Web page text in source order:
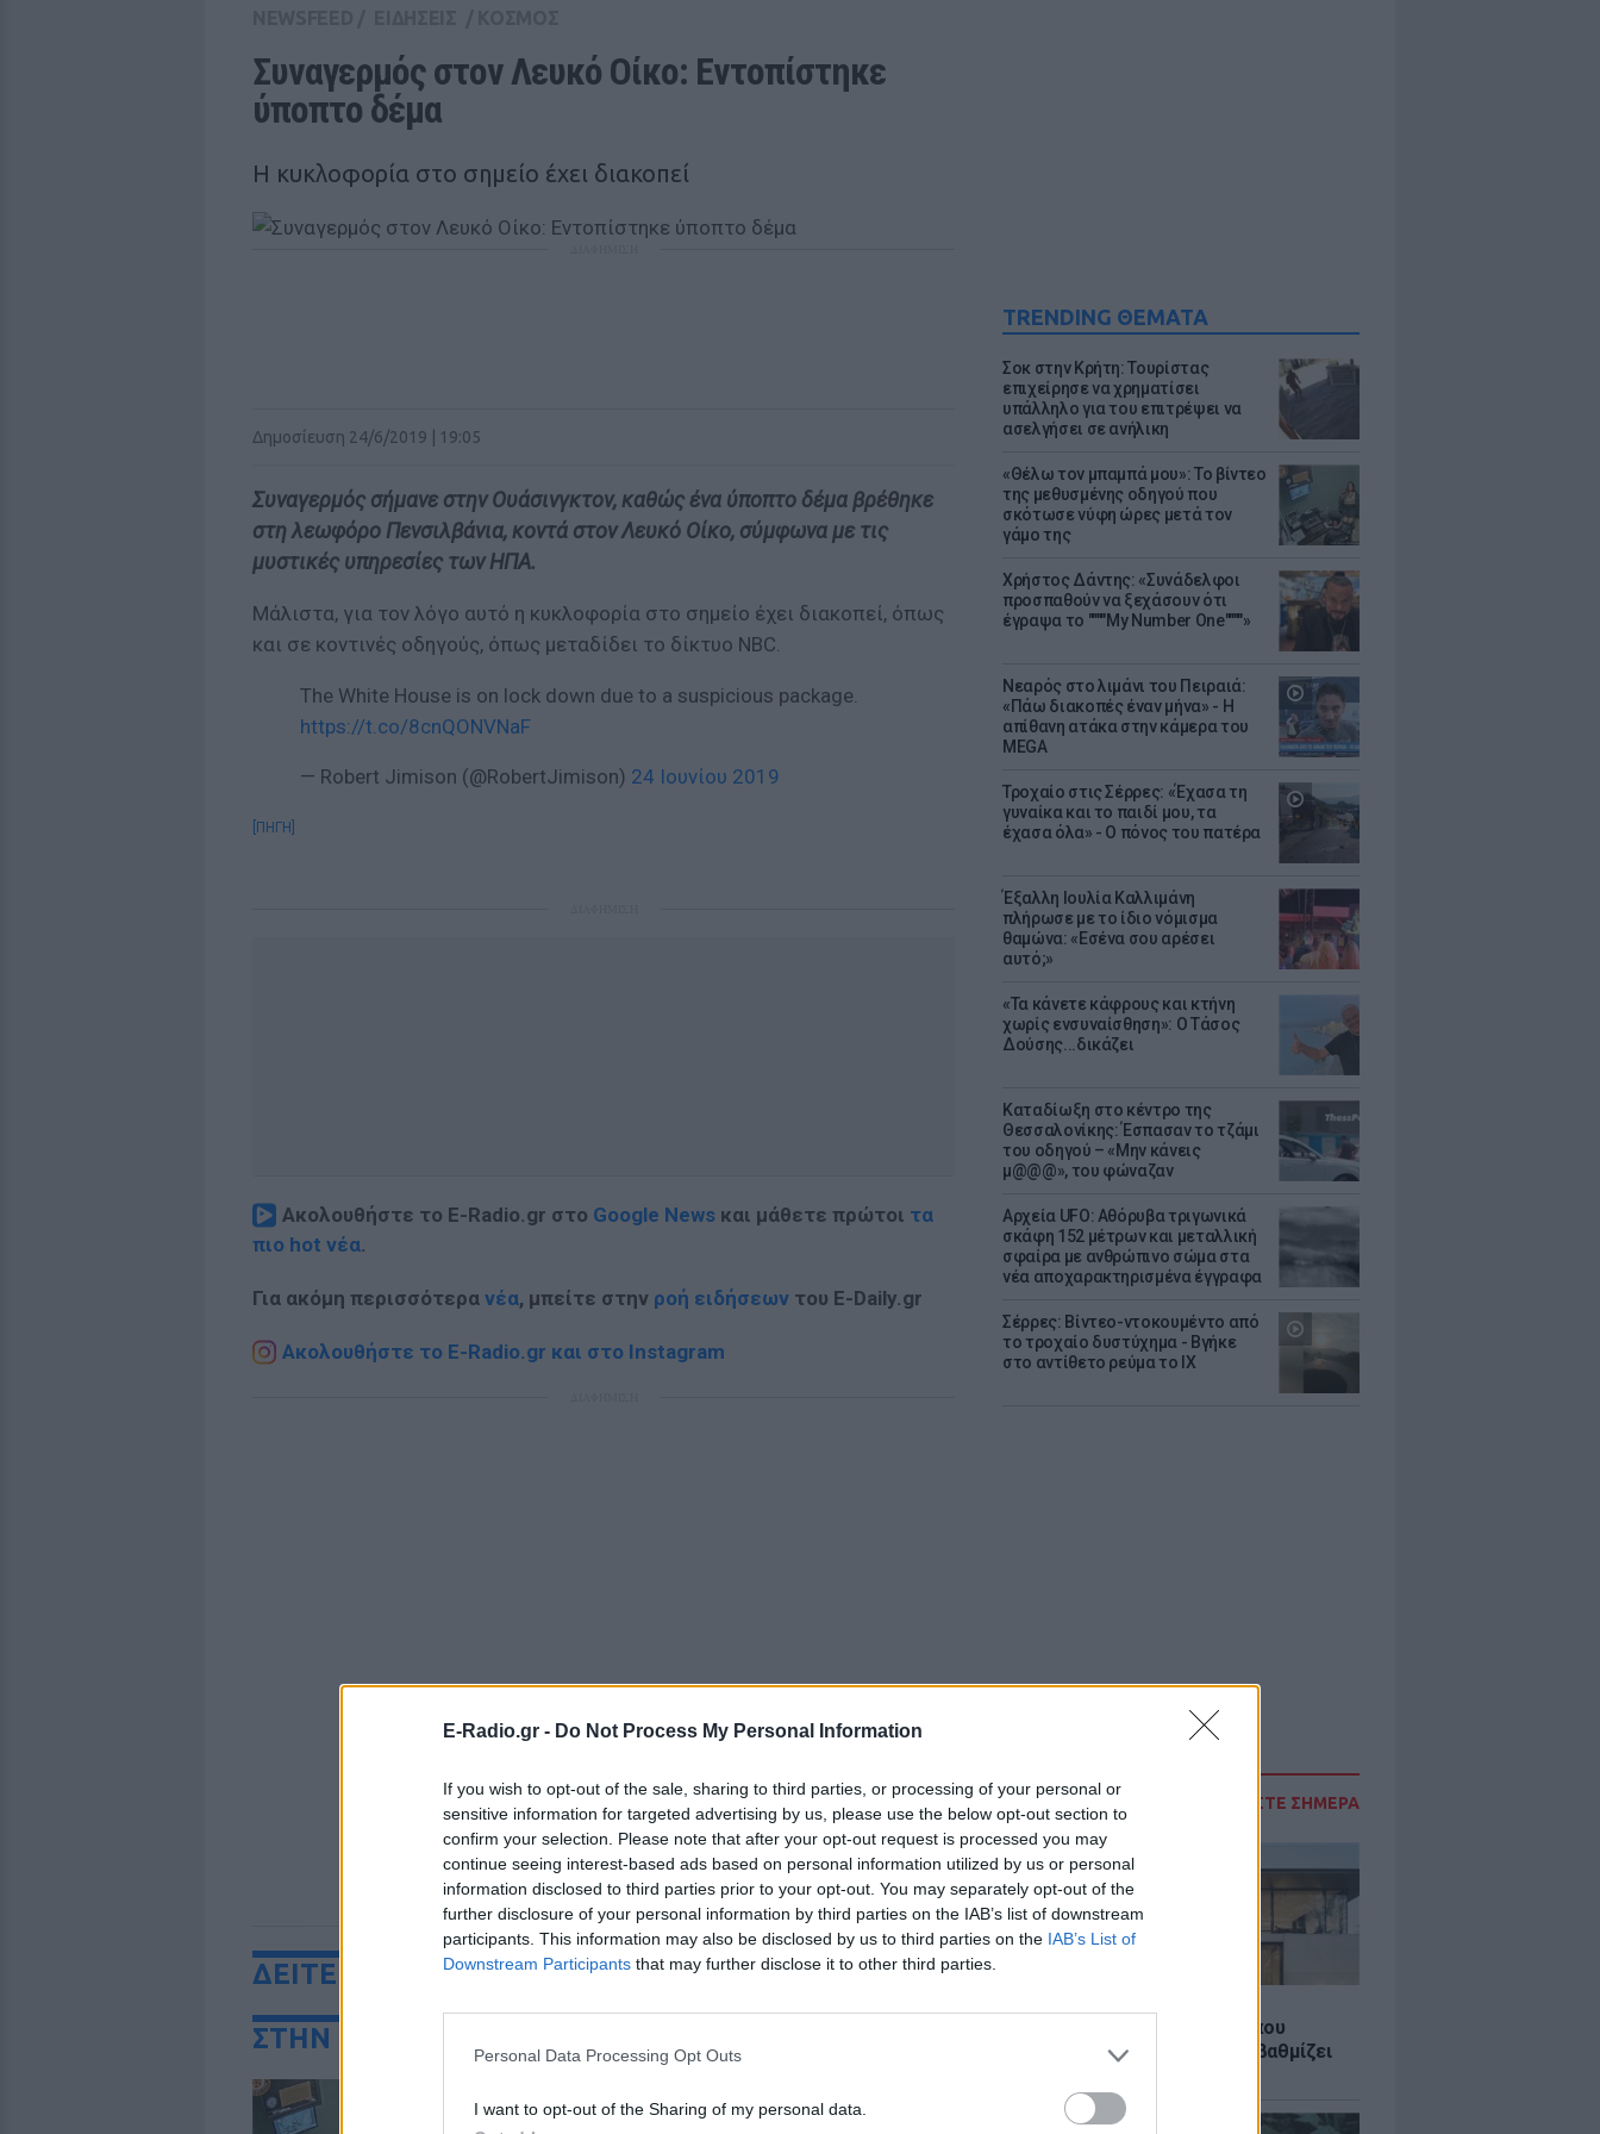
E-Radio.gr - Do Not Process My Personal Information
If you wish to opt-out of the sale, sharing to third parties, or processing of your personal or
sensitive information for targeted advertising by us, please use the below opt-out section to
confirm your selection. Please note that after your opt-out request is processed you may
continue seeing interest-based ads based on personal information utilized by us or personal
information disclosed to third parties prior to your opt-out. You may separately opt-out of the
further disclosure of your personal information by third parties on the IAB’s list of downstream
participants. This information may also be disclosed by us to third parties on the IAB’s List of
Downstream Participants that may further disclose it to other third parties.
Personal Data Processing Opt Outs
I want to opt-out of the Sharing of my personal data.
TRENDING ΘΕΜΑΤΑ
Σοκ στην Κρήτη: Τουρίστας
επιχείρησε να χρηματίσει
υπάλληλο για του επιτρέψει να
ασελγήσει σε ανήλικη
«Θέλω τον μπαμπά μου»: Το βίντεο
της μεθυσμένης οδηγού που
σκότωσε νύφη ώρες μετά τον
γάμο της
Χρήστος Δάντης: «Συνάδελφοι
προσπαθούν να ξεχάσουν ότι
έγραψα το """"My Number One""""»
Νεαρός στο λιμάνι του Πειραιά:
«Πάω διακοπές έναν μήνα» - Η
απίθανη ατάκα στην κάμερα του
MEGA
Τροχαίο στις Σέρρες: «Έχασα τη
γυναίκα και το παιδί μου, τα
έχασα όλα» - Ο πόνος του πατέρα
Έξαλλη Ιουλία Καλλιμάνη
πλήρωσε με το ίδιο νόμισμα
θαμώνα: «Εσένα σου αρέσει
αυτό;»
«Τα κάνετε κάφρους και κτήνη
χωρίς ενσυναίσθηση»: Ο Τάσος
Δούσης...δικάζει
Καταδίωξη στο κέντρο της
Θεσσαλονίκης: Έσπασαν το τζάμι
του οδηγού – «Μην κάνεις
μ@@@», του φώναζαν
Αρχεία UFO: Αθόρυβα τριγωνικά
σκάφη 152 μέτρων και μεταλλική
σφαίρα με ανθρώπινο σώμα στα
νέα αποχαρακτηρισμένα έγγραφα
Σέρρες: Βίντεο-ντοκουμέντο από
το τροχαίο δυστύχημα - Βγήκε
στο αντίθετο ρεύμα το ΙΧ
ΔΙΑΒΑΣΤΕ ΣΗΜΕΡΑ
Θερμοπλαστική: Καινοτομία που
εξοικονομεί ενέργεια και αναβαθμίζει
Συναγερμός στον Λευκό Οίκο: Εντοπίστηκε
ύποπτο δέμα
Η κυκλοφορία στο σημείο έχει διακοπεί
Δημοσίευση 24/6/2019 | 19:05
Συναγερμός σήμανε στην Ουάσινγκτον, καθώς ένα ύποπτο δέμα βρέθηκε
στη λεωφόρο Πενσιλβάνια, κοντά στον Λευκό Οίκο, σύμφωνα με τις
μυστικές υπηρεσίες των ΗΠΑ.
Μάλιστα, για τον λόγο αυτό η κυκλοφορία στο σημείο έχει διακοπεί, όπως
και σε κοντινές οδηγούς, όπως μεταδίδει το δίκτυο NBC.
The White House is on lock down due to a suspicious package.
https://t.co/8cnQONVNaF
— Robert Jimison (@RobertJimison) 24 Ιουνίου 2019
[ΠΗΓΗ]
Ακολουθήστε το E-Radio.gr στο Google News και μάθετε πρώτοι τα
πιο hot νέα.
Για ακόμη περισσότερα νέα, μπείτε στην ροή ειδήσεων του E-Daily.gr
Ακολουθήστε το E-Radio.gr και στο Instagram
ΔΕΙΤΕ ΕΠΙΣΗΣ
ΣΤΗΝ ΙΔΙΑ ΚΑΤΗΓΟΡΙΑ
μεθυσμένης οδηγού που σκότωσε νύφη ώρες